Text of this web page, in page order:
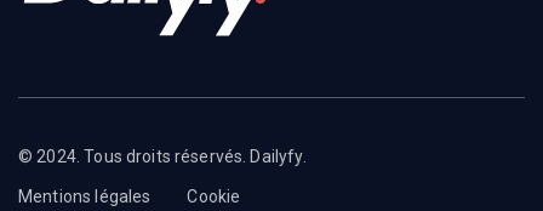
© 2024. Tous droits réservés. Dailyfy.
Mentions légales Cookie